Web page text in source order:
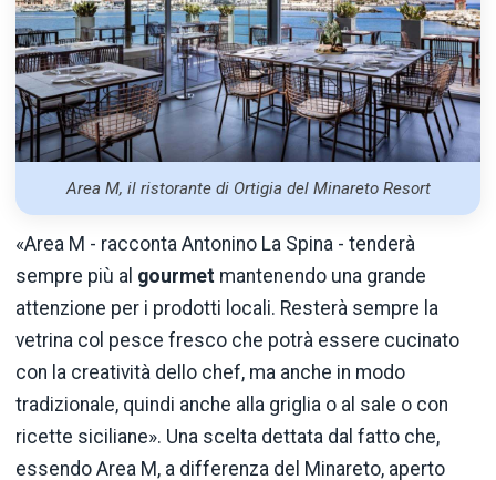
Area M, il ristorante di Ortigia del Minareto Resort
«Area M - racconta Antonino La Spina - tenderà
sempre più al gourmet mantenendo una grande
attenzione per i prodotti locali. Resterà sempre la
vetrina col pesce fresco che potrà essere cucinato
con la creatività dello chef, ma anche in modo
tradizionale, quindi anche alla griglia o al sale o con
ricette siciliane». Una scelta dettata dal fatto che,
essendo Area M, a differenza del Minareto, aperto